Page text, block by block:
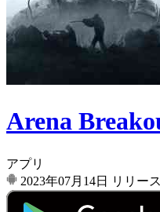
Arena
アプリ
2023年07月14日
リリー